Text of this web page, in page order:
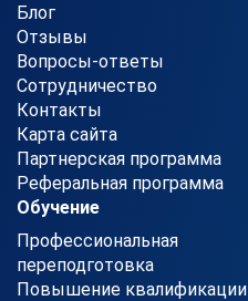
Блог
Отзывы
Вопросы-ответы
Сотрудничество
Контакты
Карта сайта
Партнерская программа
Реферальная программа
Обучение
Профессиональная
переподготовка
Повышение квалификации